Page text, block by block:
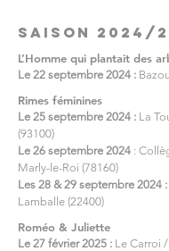
SAISON 2024/
L’Homme qui plantait des
Le 22 septembre 2024 :
Rimes féminines
Le 25 septembre 2024 : La
(93100)
Le 26 septembre 2024 :
Marly-le-Roi (78160)
Les 28 & 29 septembre 2024 :
Lamballe (22400)
Roméo & Juliette
Le 27 février 2025 : Le Carroi